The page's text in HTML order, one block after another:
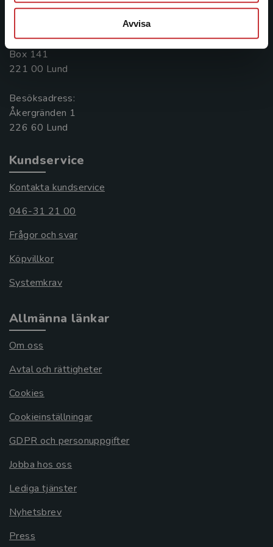
Avvisa
Postadress:
Box 141
221 00 Lund
Besöksadress:
Åkergränden 1
Kundservice
Kontakta kundservice
046-31 21 00
Frågor och svar
Köpvillkor
Systemkrav
Allmänna länkar
Om oss
Avtal och rättigheter
Cookies
Cookieinställningar
GDPR och personuppgifter
Jobba hos oss
Lediga tjänster
Nyhetsbrev
Press